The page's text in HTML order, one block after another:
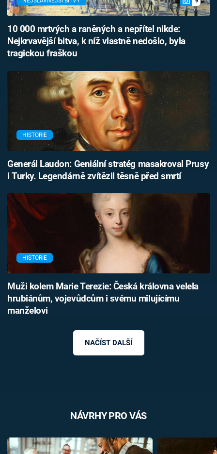
10 000 mrtvých a raněných a nepřítel nikde:
Nejkrvavější bitva, k níž vlastně nedošlo, byla
tragickou fraškou
HISTORIE
Generál Laudon: Geniální stratég masakroval Prusy
i Turky. Legendárně zvítězil těsně před smrtí
HISTORIE
Muži kolem Marie Terezie: Česká královna velela
hrubiánům, vojevůdcům i svému milujícímu
manželovi
NAČÍST DALŠÍ
NÁVRHY PRO VÁS